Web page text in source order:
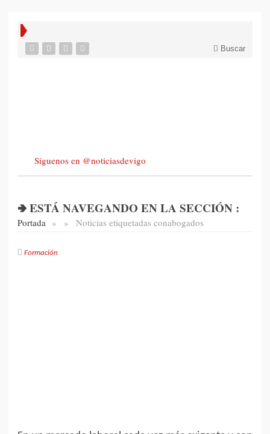
Buscar
Síguenos en @noticiasdevigo
🢂 ESTÁ NAVEGANDO EN LA SECCIÓN :
Portada » Noticias etiquetadas con
» abogados
Formación